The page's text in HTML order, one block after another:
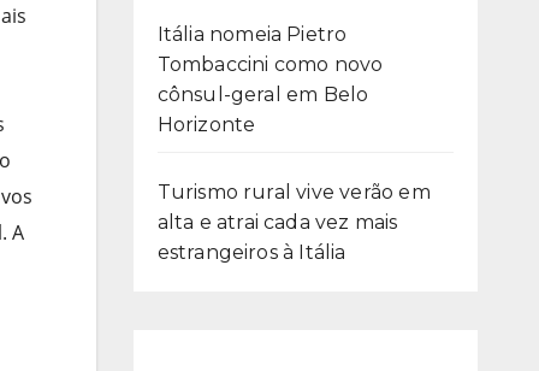
A
Itália nomeia Pietro
Tombaccini como novo
cônsul-geral em Belo
Horizonte
Turismo rural vive verão em
alta e atrai cada vez mais
estrangeiros à Itália